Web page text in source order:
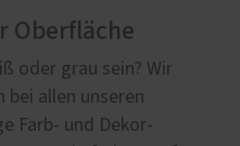
Oberfläche
oder grau sein? Wir
bei allen unseren
Farb- und Dekor-